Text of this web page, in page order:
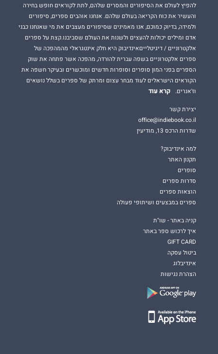
להפיץ לעולם את הסיפורים והמסרים שלהם, לתת לקוראים חופש בחירה
והעשיר את כוח הקריאה בעולם שלהם. אנחנו אוהבים ספרים, סיפורים
ולמידה, בדיוק כמוכם, אנו מאמינים שסיפורים מעצבים את מי שאנחנו כבני
אדם ומילים יכולות להעצים ולשנות את העולם שסביבנו.קצת על ספרים
אלקטרוניים / דיגיטלייםאינדיבוק היא חלק אינטגראלי מהמהפכה של
ספרים אלקטרוניים בשפה עברית להורדה, מהפכה אשר פתחה את שוק
הספרים בפני המון סופרים וסופרות חדשים ומוכשרים ובעיקר חשפה את
הקוראים הישראלים לעוד מבחר עצום ומרתק של ספרים בשלל נושאים
וז'אנרים.
קרא עוד
יצירת קשר
office@indiebook.co.il
שדרות הרכס 13, מודיעין
למה אינדיבוק?
תקנון האתר
סופרים
סדרות ספרים
הוצאות ספרים
ספרים במבצעים ושיתופי פעולה
קניה באתר - שו"ת
איך לרכוש ספר באתר
GIFT CARD
ביטול עסקה
אינדיבלוג
הצהרת נגישות